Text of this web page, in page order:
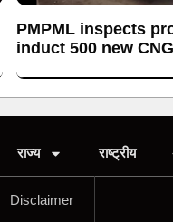
PMPML inspects
induct 500 new
राज्य राष्ट्रीय
Disclaimer